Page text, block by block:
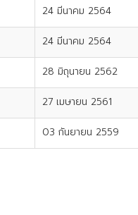
24 มีนาคม 2564
24 มีนาคม 2564
28 มิถุนายน 2562
27 เมษายน 2561
03 กันยายน 2559